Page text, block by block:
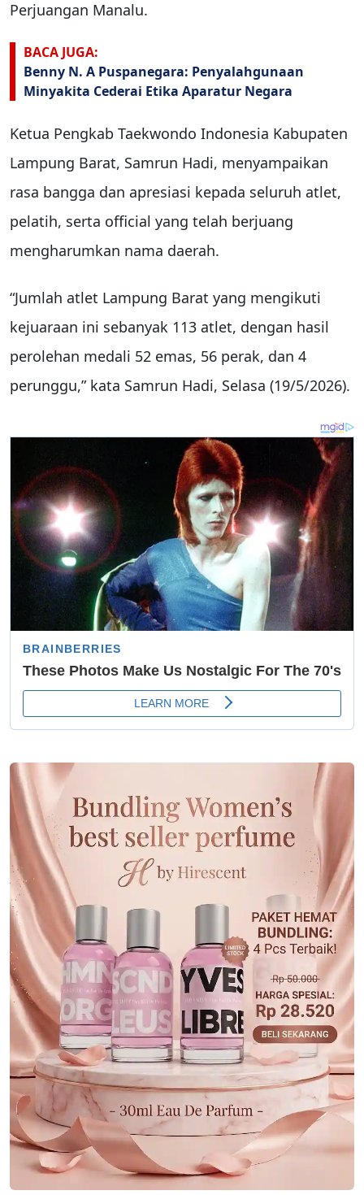
Perjuangan Manalu.
BACA JUGA:
Benny N. A Puspanegara: Penyalahgunaan
Minyakita Cederai Etika Aparatur Negara
Ketua Pengkab Taekwondo Indonesia Kabupaten
Lampung Barat, Samrun Hadi, menyampaikan
rasa bangga dan apresiasi kepada seluruh atlet,
pelatih, serta official yang telah berjuang
mengharumkan nama daerah.
“Jumlah atlet Lampung Barat yang mengikuti
kejuaraan ini sebanyak 113 atlet, dengan hasil
perolehan medali 52 emas, 56 perak, dan 4
perunggu,” kata Samrun Hadi, Selasa (19/5/2026).